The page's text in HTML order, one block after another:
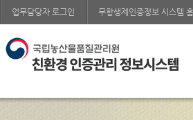
업무담당자 로그인 무항생제인증정보 시스템